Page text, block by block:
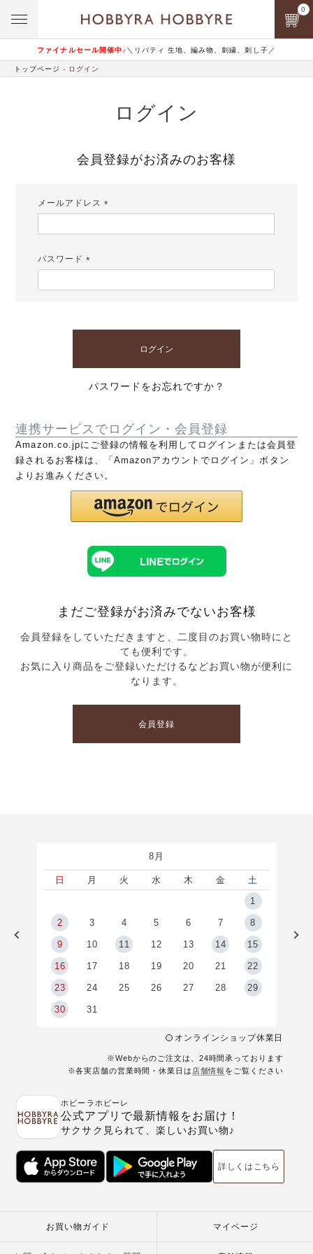
ファイナルセール開催中♪ ＼リバティ 生地、編み物、刺繍、刺し子／
0
トップページ ログイン
ログイン
会員登録がお済みのお客様
メールアドレス
パスワード
ログイン
パスワードをお忘れですか？
連携サービスでログイン・会員登録
Amazon.co.jpにご登録の情報を利用してログインまたは会員登
録されるお客様は、「Amazonアカウントでログイン」ボタン
よりお進みください。
まだご登録がお済みでないお客様
会員登録をしていただきますと、二度目のお買い物時にと
ても便利です。
お気に入り商品をご登録いただけるなどお買い物が便利に
なります。
会員登録
8月
日 月 火 水 木 金
土
1
2 3 4 5 6 7 8
9 10 11 12 13 14 15
16 17 18 19 20 21 22
23 24 25 26 27 28 29
30 31
オンラインショップ休業日
※Webからのご注文は、24時間承っております
※各実店舗の営業時間・休業日は 店舗情報 をご覧ください
ホビーラホビーレ
公式アプリで最新情報をお届け！
サクサク見られて、楽しいお買い物♪
詳しくはこちら
お買い物ガイド マイページ